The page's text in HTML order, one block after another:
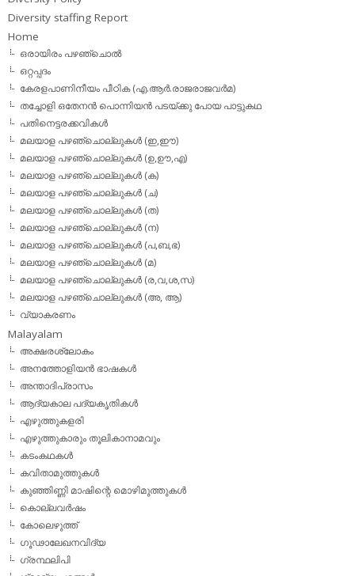
Diversity staffing Report
Home
ഒരായിരം പഴഞ്ചൊല്‍
ഒറ്റപ്പദം
കേരളപാണിനീയം പീഠിക (എ.ആര്‍.രാജരാജവര്‍മ)
തച്ചോളി ഒതേനൻ പൊന്നിയൻ പടയ്‌ക്കു പോയ പാട്ടുകഥ
പതിനെട്ടരക്കവികള്‍
മലയാള പഴഞ്ചൊല്ലുകള്‍ (ഇ,ഈ)
മലയാള പഴഞ്ചൊല്ലുകള്‍ (ഉ,ഊ,എ)
മലയാള പഴഞ്ചൊല്ലുകള്‍ (ക)
മലയാള പഴഞ്ചൊല്ലുകള്‍ (ച)
മലയാള പഴഞ്ചൊല്ലുകള്‍ (ത)
മലയാള പഴഞ്ചൊല്ലുകള്‍ (ന)
മലയാള പഴഞ്ചൊല്ലുകള്‍ (പ,ബ,ഭ)
മലയാള പഴഞ്ചൊല്ലുകള്‍ (മ)
മലയാള പഴഞ്ചൊല്ലുകള്‍ (ര,വ,ശ,സ)
മലയാള പഴഞ്ചൊല്ലുകൾ (അ, ആ)
വ്യാകരണം
Malayalam
അക്ഷരശ്ലോകം
അനത്തോളിയന്‍ ഭാഷകള്‍
അന്താദിപ്രാസം
ആദ്യകാല പദ്യകൃതികള്‍
എഴുത്തുകളരി
എഴുത്തുകാരും തൂലികാനാമവും
കടംകഥകള്‍
കവിതാമുത്തുകള്‍
കുഞ്ഞിണ്ണി മാഷിന്റെ മൊഴിമുത്തുകള്‍
കൊല്ലവര്‍ഷം
കോലെഴുത്ത്
ഗൂഢാലേഖനവിദ്യ
ഗ്രന്ഥലിപി